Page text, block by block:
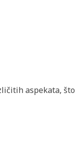
aspekata, što